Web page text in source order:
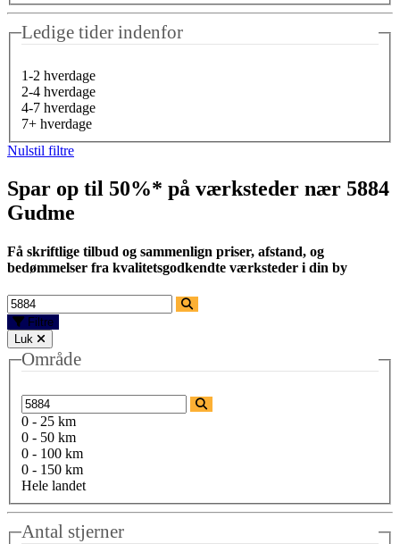
Ledige tider indenfor
1-2 hverdage
2-4 hverdage
4-7 hverdage
7+ hverdage
Nulstil filtre
Spar op til 50%* på værksteder nær 5884
Gudme
Få skriftlige tilbud og sammenlign priser, afstand, og
bedømmelser fra kvalitetsgodkendte værksteder i din by
Filtre
Luk
Område
0 - 25 km
0 - 50 km
0 - 100 km
0 - 150 km
Hele landet
Antal stjerner